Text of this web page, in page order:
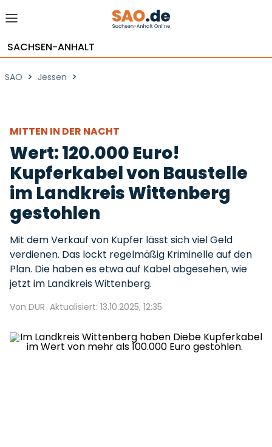
SACHSEN-ANHALT
SAO > Jessen >
MITTEN IN DER NACHT
Wert: 120.000 Euro!
Kupferkabel von Baustelle
im Landkreis Wittenberg
gestohlen
Mit dem Verkauf von Kupfer lässt sich viel Geld
verdienen. Das lockt regelmäßig Kriminelle auf den
Plan. Die haben es etwa auf Kabel abgesehen, wie
jetzt im Landkreis Wittenberg.
Von DUR Aktualisiert: 13.10.2025, 12:35